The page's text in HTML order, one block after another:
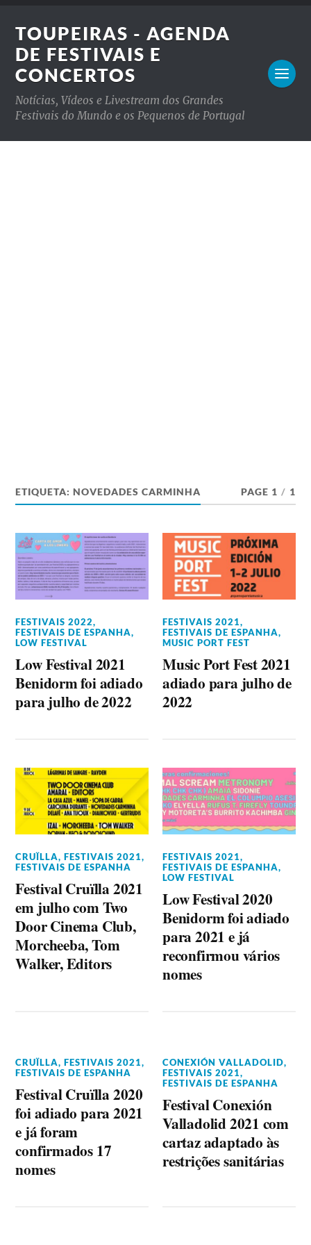
TOUPEIRAS - AGENDA
DE FESTIVAIS E
CONCERTOS
Notícias, Vídeos e Livestream dos Grandes
Festivais do Mundo e os Pequenos de Portugal
ETIQUETA:NOVEDADES CARMINHA PAGE 1 / 1
FESTIVAIS 2022,
FESTIVAIS DE ESPANHA,
LOW FESTIVAL
Low Festival 2021
Benidorm foi adiado
para julho de 2022
FESTIVAIS 2021,
FESTIVAIS DE ESPANHA,
MUSIC PORT FEST
Music Port Fest 2021
adiado para julho de
2022
CRUÏLLA,FESTIVAIS 2021,
FESTIVAIS DE ESPANHA
Festival Cruïlla 2021
em julho com Two
Door Cinema Club,
Morcheeba, Tom
Walker, Editors
FESTIVAIS 2021,
FESTIVAIS DE ESPANHA,
LOW FESTIVAL
Low Festival 2020
Benidorm foi adiado
para 2021 e já
reconfirmou vários
nomes
CRUÏLLA,FESTIVAIS 2021,
FESTIVAIS DE ESPANHA
Festival Cruïlla 2020
foi adiado para 2021
e já foram
confirmados 17
nomes
CONEXIÓN VALLADOLID,
FESTIVAIS 2021,
FESTIVAIS DE ESPANHA
Festival Conexión
Valladolid 2021 com
cartaz adaptado às
restrições sanitárias